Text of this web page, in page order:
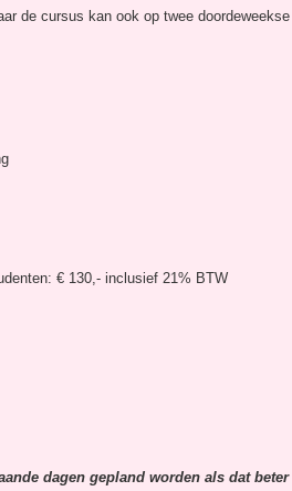
de cursus kan ook op twee
€ 130,- inclusief 21% BTW
dagen gepland worden als dat